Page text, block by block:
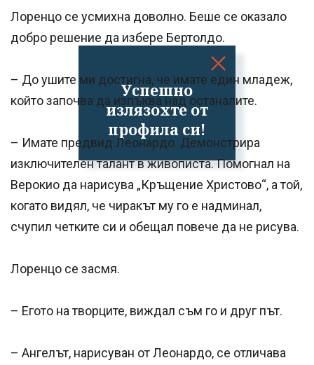
Успешно
излязохте от
профила си!
Лоренцо се усмихна доволно. Беше се оказало
добро решение да избере Бертолдо.
– До ушите ми достигна, че имате един младеж,
който започва да изпъква над останалите.
– Имате предвид Леонардо. Демонстрира
изключителен талант в живописта. Помогнал на
Верокио да нарисува „Кръщение Христово“, а той,
когато видял, че чиракът му го е надминал,
счупил четките си и обещал повече да не рисува.
Лоренцо се засмя.
– Егото на творците, виждал съм го и друг път.
– Ангелът, нарисуван от Леонардо, се отличава